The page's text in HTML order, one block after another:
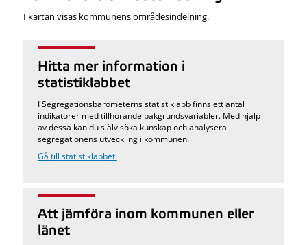
I kartan visas kommunens områdesindelning.
Hitta mer information i
statistiklabbet
I Segregationsbarometerns statistiklabb finns ett antal
indikatorer med tillhörande bakgrundsvariabler. Med hjälp
av dessa kan du själv söka kunskap och analysera
segregationens utveckling i kommunen.
Gå till statistiklabbet.
Att jämföra inom kommunen eller
länet